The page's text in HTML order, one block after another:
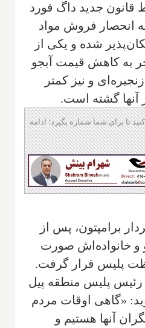
قانون جدید داگ فورد
انحصار فروش مواد
شده و یکی از
به کاهش قیمت آبجو
و نیز کمتر
گشته است.
تا برای شما شماره بگیرد؛ ادامه
برامپتون، پس از
و خانواده‌اش صورت
پلیس قرار گرفت.
رئیس پلیس منطقه پیل
«گاهی اوقات مردم
آنها هستیم و